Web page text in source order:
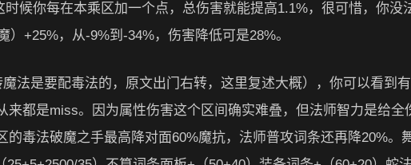
候你每在本乘区加一个点，总伤害就能提高1.1%，很可惜，你没
+25%，从-9%到-34%，伤害降低可是28%。
法是要配毒法的，原文出门右转，这里复述大概），你可以看到
来都是miss。因为属性伤害这个区间确实难叠，但法师智力是给全
的毒法破魔之手最高降对面60%魔抗，法师普攻词条还再降20%。